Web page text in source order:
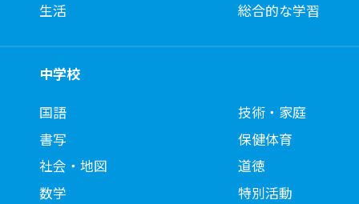
生活
総合的な学習
中学校
国語
書写
社会・地図
数学
技術・家庭
保健体育
道徳
特別活動